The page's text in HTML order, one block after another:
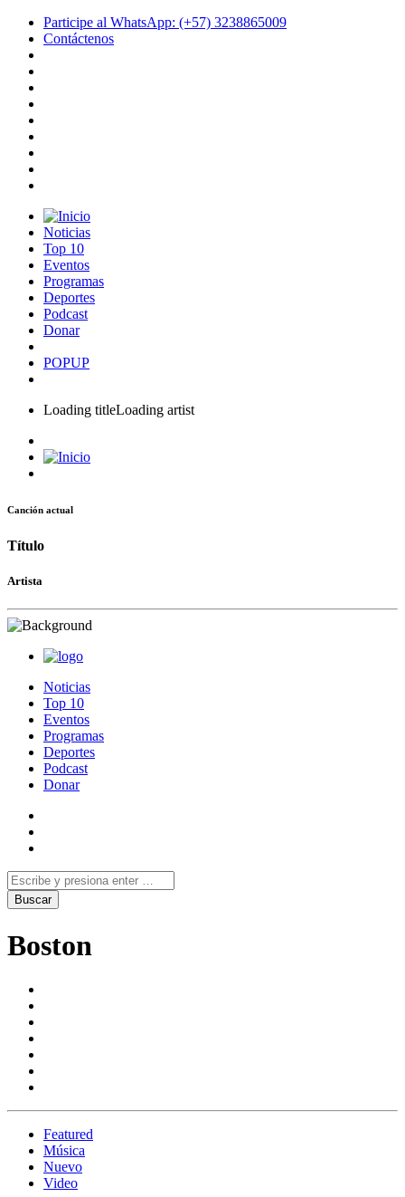
Participe al WhatsApp: (+57) 3238865009
Contáctenos
Noticias
Top 10
Eventos
Programas
Deportes
Podcast
Donar
POPUP
Loading titleLoading artist
Canción actual
Título
Artista
Noticias
Top 10
Eventos
Programas
Deportes
Podcast
Donar
Boston
Featured
Música
Nuevo
Video